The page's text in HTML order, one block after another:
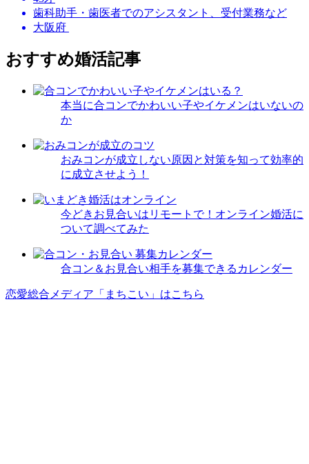
歯科助手・歯医者でのアシスタント、受付業務など
大阪府
おすすめ婚活記事
本当に合コンでかわいい子やイケメンはいないの
か
おみコンが成立しない原因と対策を知って効率的
に成立させよう！
今どきお見合いはリモートで！オンライン婚活に
ついて調べてみた
合コン＆お見合い相手を募集できるカレンダー
恋愛総合メディア「まちこい」はこちら